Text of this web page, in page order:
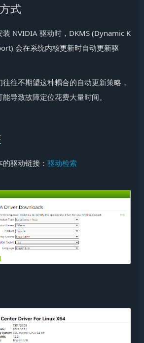
式
NVIDIA 驱动时，DKMS (Dynamic K
会在系统内核更新时自动更新驱
往不期望这种耦合的自动更新策略，
导致故障定位花费大量时间。
驱动链接： 驱动检索